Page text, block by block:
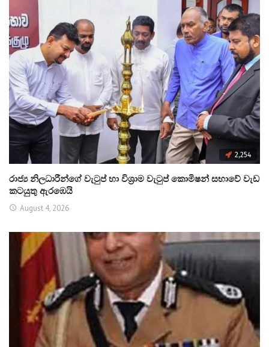
2,254
රාජ්‍ය නිලධාරීන්ගේ වැටුප් හා විශ්‍රාම වැටුප් කොමිෂන් සභාවේ වැඩ
කටයුතු ඇරඹෙයි
August 4, 2026